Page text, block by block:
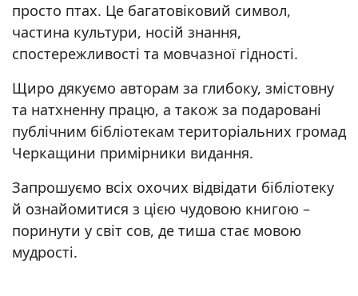
просто птах. Це багатовіковий символ,
частина культури, носій знання,
спостережливості та мовчазної гідності.
Щиро дякуємо авторам за глибоку, змістовну
та натхненну працю, а також за подаровані
публічним бібліотекам територіальних громад
Черкащини примірники видання.
Запрошуємо всіх охочих відвідати бібліотеку
й ознайомитися з цією чудовою книгою –
поринути у світ сов, де тиша стає мовою
мудрості.